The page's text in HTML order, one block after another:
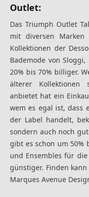
Outlet:
Das Triumph Outlet
mit diversen
Kollektionen der
Bademode von
20% bis 70% billiger.
älterer Kollektionen
anbietet hat ein
wem es egal ist, dass
der Label handelt,
sondern auch noch
gibt es schon um 50%
und Ensembles für
günstiger. Finden
Marques Avenue